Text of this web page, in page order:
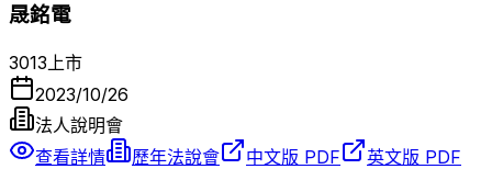
晟銘電
3013 上市
2023/10/26
法人說明會
查看詳情
歷年法說會 中文版 PDF
英文版 PDF